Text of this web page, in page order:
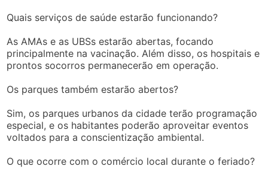
Quais serviços de saúde estarão funcionando?
As AMAs e as UBSs estarão abertas, focando
principalmente na vacinação. Além disso, os hospitais e
prontos socorros permanecerão em operação.
Os parques também estarão abertos?
Sim, os parques urbanos da cidade terão programação
especial, e os habitantes poderão aproveitar eventos
voltados para a conscientização ambiental.
O que ocorre com o comércio local durante o feriado?